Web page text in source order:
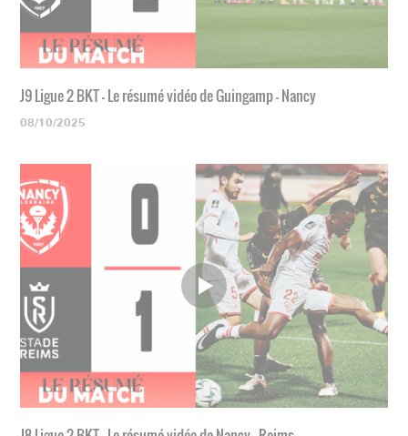
J9 Ligue 2 BKT - Le résumé vidéo de Guingamp - Nancy
08/10/2025